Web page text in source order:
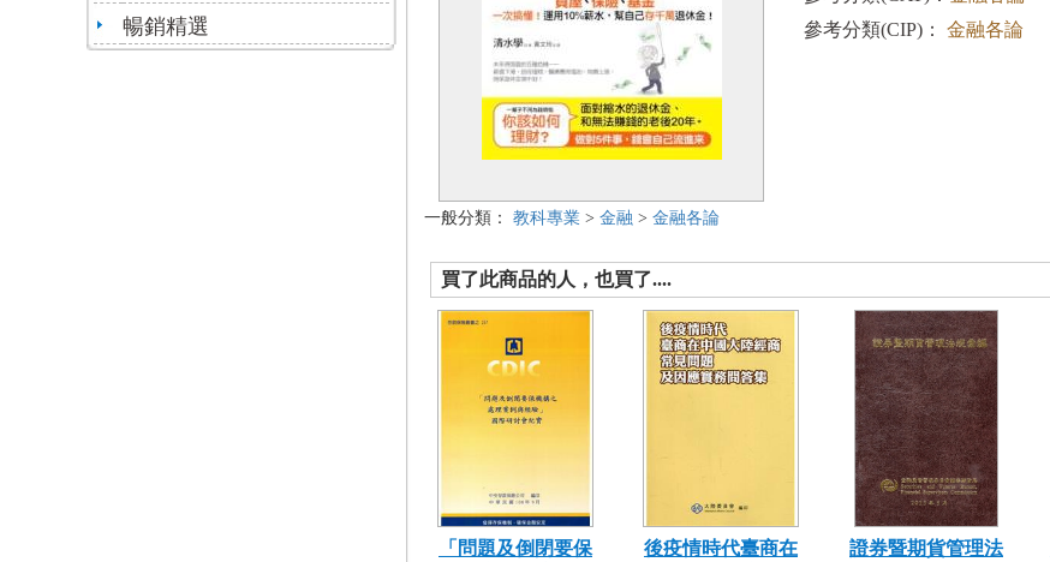
暢銷精選
一般分類： 教科專業 > 金融 > 金融各論
參考分類(CIP)：
金融各論
買了此商品的人，也買了....
「問題及倒閉要保
後疫情時代臺商在
證券暨期貨管理法